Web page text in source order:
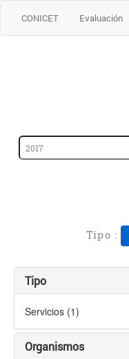
CONICET Evaluación
Tipo :
Tipo
Servicios (1)
Organismos